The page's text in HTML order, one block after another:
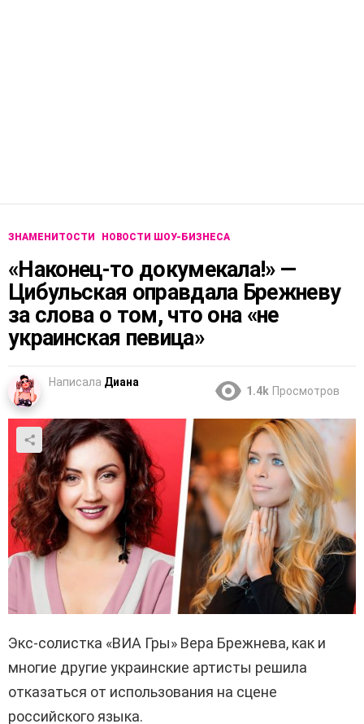
ЗНАМЕНИТОСТИ НОВОСТИ ШОУ-БИЗНЕСА
«Наконец-то докумекала!» —
Цибульская оправдала Брежневу
за слова о том, что она «не
украинская певица»
Написала Диана
1.4k Просмотров
Экс-солистка «ВИА Гры» Вера Брежнева, как и
многие другие украинские артисты решила
отказаться от использования на сцене
российского языка.